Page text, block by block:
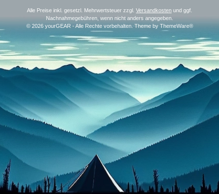
Alle Preise inkl. gesetzl. Mehrwertsteuer zzgl. Versandkosten und ggf.
Nachnahmegebühren, wenn nicht anders angegeben.
© 2026 yourGEAR - Alle Rechte vorbehalten. Theme by ThemeWare®